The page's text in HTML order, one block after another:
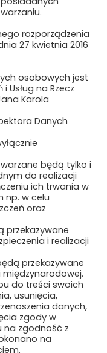
rozporządzenia
27 kwietnia 2016
osobowych jest
Usług na Rzecz
Karola
Danych
będą tylko i
do realizacji
ich trwania w
np. w celu
oraz
przekazywane
i realizacji
przekazywane
do treści swoich
usunięcia,
danych,
zgody w
na zgodność z
na